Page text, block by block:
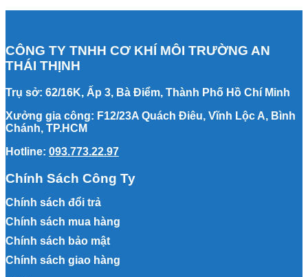
CÔNG TY TNHH CƠ KHÍ MÔI TRƯỜNG AN
THÁI THỊNH
Trụ sở: 62/16K, Ấp 3, Bà Điểm, Thành Phố Hồ Chí Minh
Xưởng gia công: F12/23A Quách Điêu, Vĩnh Lộc A, Bình
Chánh, TP.HCM
Hotline: 093.773.22.97
Chính Sách Công Ty
Chính sách đổi trả
Chính sách mua hàng
Chính sách bảo mật
Chính sách giao hàng